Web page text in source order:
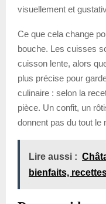
visuellement et
Ce que cela change
bouche. Les cuisses
cuisson lente, alors
plus précise pour
culinaire : selon la
pièce. Un confit, un
donnent pas du tout le
Lire aussi :
bienfaits,